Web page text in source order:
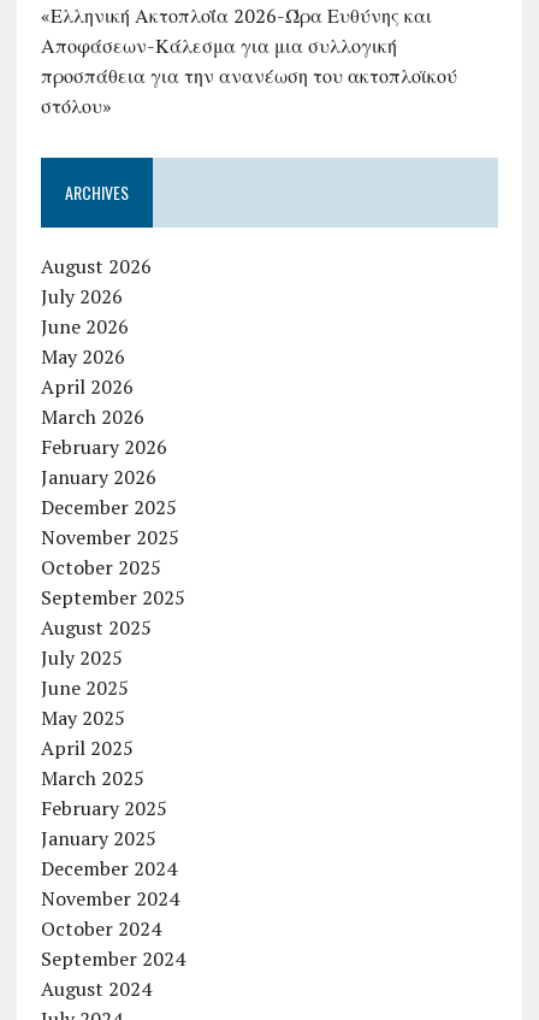
«Ελληνική Ακτοπλοΐα 2026-Ώρα Ευθύνης και
Αποφάσεων-Κάλεσμα για μια συλλογική
προσπάθεια για την ανανέωση του ακτοπλοϊκού
στόλου»
ARCHIVES
August 2026
July 2026
June 2026
May 2026
April 2026
March 2026
February 2026
January 2026
December 2025
November 2025
October 2025
September 2025
August 2025
July 2025
June 2025
May 2025
April 2025
March 2025
February 2025
January 2025
December 2024
November 2024
October 2024
September 2024
August 2024